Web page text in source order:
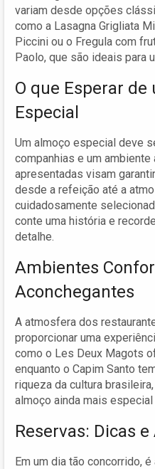
variam desde opções
como a Lasagna Grigliata
Piccini ou o Fregula com
Paolo, que são ideais para
O que Esperar
Especial
Um almoço especial deve
companhias e um
apresentadas visam
desde a refeição até a
cuidadosamente
conte uma história e
detalhe.
Ambientes
Aconchegantes
A atmosfera dos
proporcionar uma
como o Les Deux Magots
enquanto o Capim Santo
riqueza da cultura
almoço ainda mais especial
Reservas: Dicas
Em um dia tão concorrido,